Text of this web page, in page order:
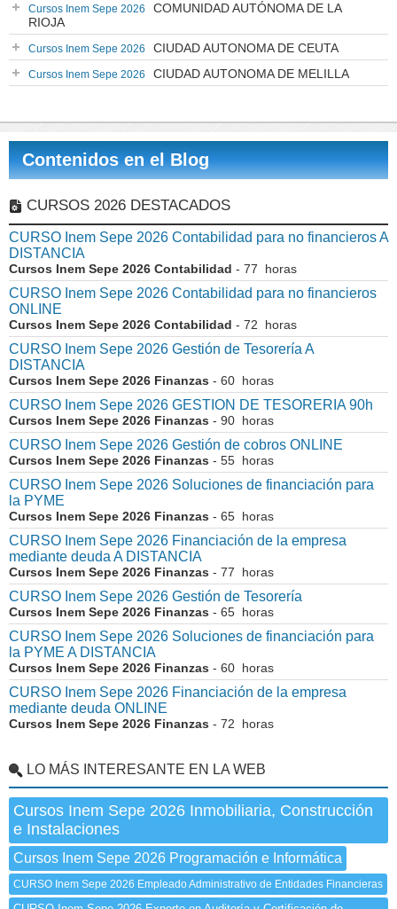
Cursos Inem Sepe 2026
COMUNIDAD AUTÓNOMA DE LA
RIOJA
Cursos Inem Sepe 2026 CIUDAD AUTONOMA DE CEUTA
Cursos Inem Sepe 2026 CIUDAD AUTONOMA DE MELILLA
Contenidos en el Blog
CURSOS 2026 DESTACADOS
CURSO Inem Sepe 2026 Contabilidad para no financieros A
DISTANCIA
Cursos Inem Sepe 2026 Contabilidad - 77 horas
CURSO Inem Sepe 2026 Contabilidad para no financieros
ONLINE
Cursos Inem Sepe 2026 Contabilidad - 72 horas
CURSO Inem Sepe 2026 Gestión de Tesorería A
DISTANCIA
Cursos Inem Sepe 2026 Finanzas - 60 horas
CURSO Inem Sepe 2026 GESTION DE TESORERIA 90h
Cursos Inem Sepe 2026 Finanzas - 90 horas
CURSO Inem Sepe 2026 Gestión de cobros ONLINE
Cursos Inem Sepe 2026 Finanzas - 55 horas
CURSO Inem Sepe 2026 Soluciones de financiación para
la PYME
Cursos Inem Sepe 2026 Finanzas - 65 horas
CURSO Inem Sepe 2026 Financiación de la empresa
mediante deuda A DISTANCIA
Cursos Inem Sepe 2026 Finanzas - 77 horas
CURSO Inem Sepe 2026 Gestión de Tesorería
Cursos Inem Sepe 2026 Finanzas - 65 horas
CURSO Inem Sepe 2026 Soluciones de financiación para
la PYME A DISTANCIA
Cursos Inem Sepe 2026 Finanzas - 60 horas
CURSO Inem Sepe 2026 Financiación de la empresa
mediante deuda ONLINE
Cursos Inem Sepe 2026 Finanzas - 72 horas
LO MÁS INTERESANTE EN LA WEB
Cursos Inem Sepe 2026 Inmobiliaria, Construcción
e Instalaciones
Cursos Inem Sepe 2026 Programación e Informática
CURSO Inem Sepe 2026 Empleado Administrativo de Entidades Financieras